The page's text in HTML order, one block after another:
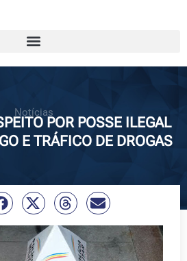
Notícias
POR POSSE ILEGAL
E TRÁFICO DE DROGAS